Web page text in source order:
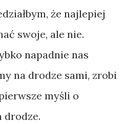
że najlepiej
swoje, ale nie.
napadnie nas
na drodze sami, zrobi
myśli o
drodze.